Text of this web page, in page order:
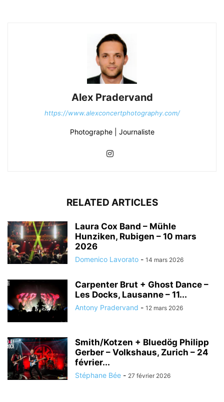
Alex Pradervand
https://www.alexconcertphotography.com/
Photographe | Journaliste
RELATED ARTICLES
Laura Cox Band – Mühle
Hunziken, Rubigen – 10 mars
2026
Domenico Lavorato - 14 mars 2026
Carpenter Brut + Ghost Dance –
Les Docks, Lausanne – 11...
Antony Pradervand - 12 mars 2026
Smith/Kotzen + Bluedög Philipp
Gerber – Volkshaus, Zurich – 24
février...
Stéphane Bée - 27 février 2026